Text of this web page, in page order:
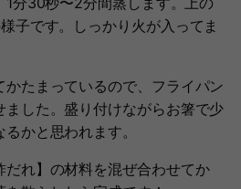
子です。しっかり火が入ってま
たまっているので、フライパン
した。盛り付けながらお箸で少
かと思われます。
だれ】の材料を混ぜ合わせてか